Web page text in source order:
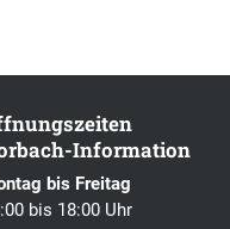
Information
bis Freitag
bis 18:00 Uhr